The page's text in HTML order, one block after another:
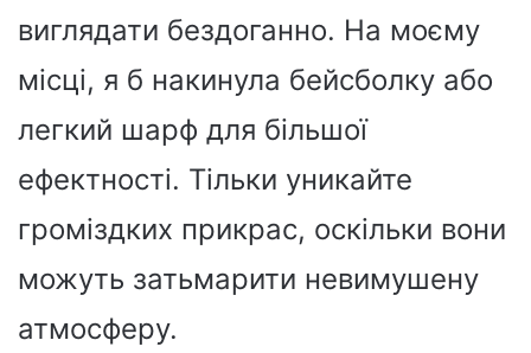
виглядати бездоганно. На моєму
місці, я б накинула бейсболку або
легкий шарф для більшої
ефектності. Тільки уникайте
громіздких прикрас, оскільки вони
можуть затьмарити невимушену
атмосферу.